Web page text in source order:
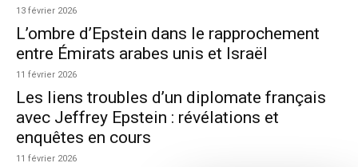
13 février 2026
L’ombre d’Epstein dans le rapprochement
entre Émirats arabes unis et Israël
11 février 2026
Les liens troubles d’un diplomate français
avec Jeffrey Epstein : révélations et
enquêtes en cours
11 février 2026